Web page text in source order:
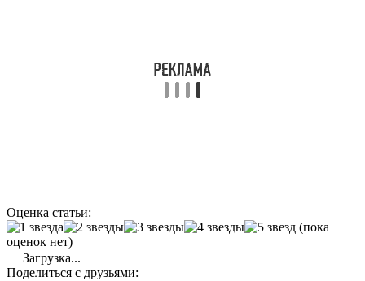
Оценка статьи:
(пока
оценок нет)
Загрузка...
Поделиться с друзьями: